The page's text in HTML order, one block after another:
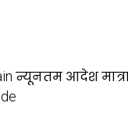
न्यूनतम आदेश